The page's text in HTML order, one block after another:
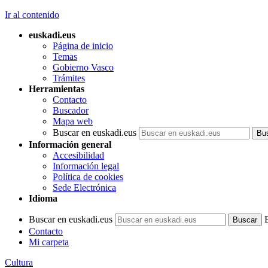
Ir al contenido
euskadi.eus
Página de inicio
Temas
Gobierno Vasco
Trámites
Herramientas
Contacto
Buscador
Mapa web
Buscar en euskadi.eus
Información general
Accesibilidad
Información legal
Política de cookies
Sede Electrónica
Idioma
Buscar en euskadi.eus
Contacto
Mi carpeta
Cultura